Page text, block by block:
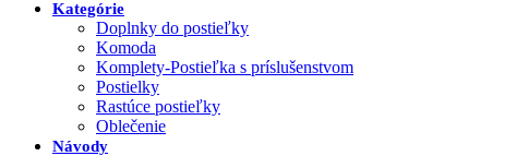
Kategórie
Doplnky do postieľky
Komoda
Komplety-Postieľka s príslušenstvom
Postielky
Rastúce postieľky
Oblečenie
Návody